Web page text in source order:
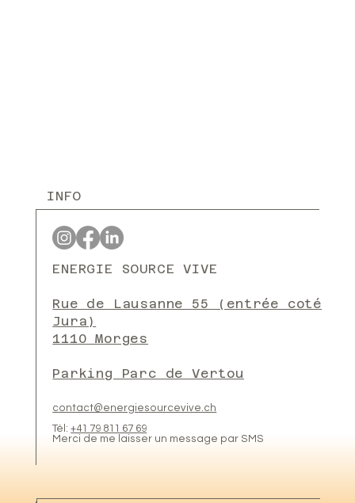
INFO
ENERGIE SOURCE VIVE
Rue de Lausanne 55 (entrée coté
Jura)
1110 Morges
Parking Parc de Vertou
contact@energiesourcevive.ch
Tél:+41 79 811 67 69
Merci de me laisser un message par SMS